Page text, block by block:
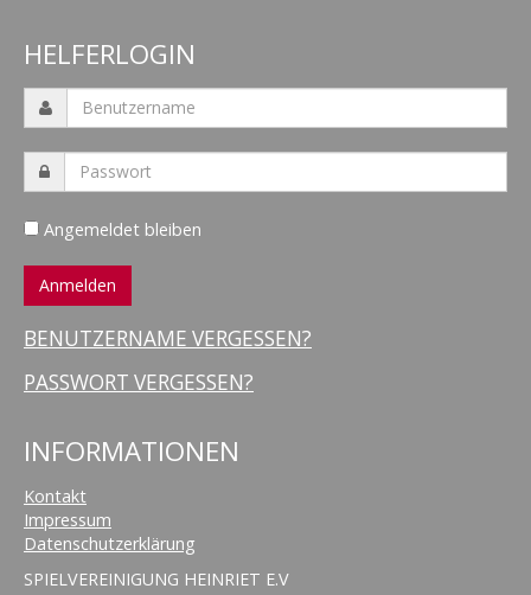
HELFERLOGIN
Angemeldet bleiben
BENUTZERNAME VERGESSEN?
PASSWORT VERGESSEN?
INFORMATIONEN
Kontakt
Impressum
Datenschutzerklärung
SPIELVEREINIGUNG HEINRIET E.V